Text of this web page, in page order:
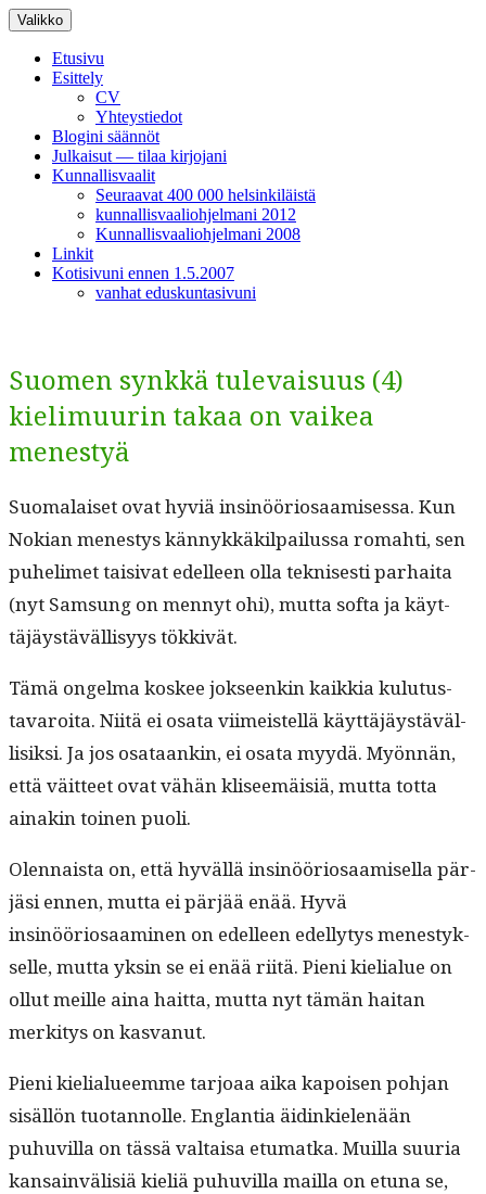
Siirry
sisältöön
Valikko
Etusivu
Esittely
CV
Yhteystiedot
Blogini säännöt
Julkaisut — tilaa kirjojani
Kunnallisvaalit
Seuraavat 400 000 helsinkiläistä
kunnallisvaaliohjelmani 2012
Kunnallisvaaliohjelmani 2008
Linkit
Kotisivuni ennen 1.5.2007
vanhat eduskuntasivuni
Suomen synkkä tulevaisuus (4)
kielimuurin takaa on vaikea
menestyä
Suo­ma­laiset ovat hyviä insinööriosaamises­sa. Kun
Nokian men­estys kän­nykkäk­il­pailus­sa rom­ahti, sen
puhe­limet taisi­vat edelleen olla teknis­es­ti parhai­ta
(nyt Sam­sung on men­nyt ohi), mut­ta sof­ta ja käyt­
täjäys­täväl­lisyys tökkivät.
Tämä ongel­ma kos­kee jok­seenkin kaikkia kulu­tus­
tavaroi­ta. Niitä ei osa­ta viimeis­tel­lä käyt­täjäys­täväl­
lisik­si. Ja jos osa­taankin, ei osa­ta myy­dä. Myön­nän,
että väit­teet ovat vähän kliseemäisiä, mut­ta tot­ta
ainakin toinen puoli.
Olen­naista on, että hyväl­lä insinööriosaamisel­la pär­
jäsi ennen, mut­ta ei pär­jää enää. Hyvä
insinööriosaami­nen on edelleen edel­ly­tys men­estyk­
selle, mut­ta yksin se ei enää riitä. Pieni kielialue on
ollut meille aina hait­ta, mut­ta nyt tämän hai­tan
merk­i­tys on kasvanut.
Pieni kielialueemme tar­joaa aika kapoisen poh­jan
sisäl­lön tuotan­nolle. Englan­tia äidinkie­lenään
puhuvil­la on tässä val­taisa etu­mat­ka. Muil­la suuria
kan­sain­välisiä kieliä puhuvil­la mail­la on etu­na se,